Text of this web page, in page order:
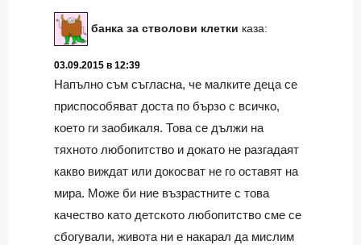
банка за стволови клетки каза:
03.09.2015 в 12:39
Напълно съм съгласна, че малките деца се
приспособяват доста по бързо с всичко,
което ги заобикаля. Това се дължи на
тяхното любопитство и докато не разгадаят
какво виждат или докосват не го оставят на
мира. Може би ние възрастните с това
качество като детското любопитство сме се
сбогували, живота ни е накарал да мислим